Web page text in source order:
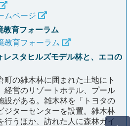
ムページ
教育フォーラム
教育フォーラム
レスタヒルズモデル林と、エコの
町の雑木林に囲まれた土地にト
経営のリゾートホテル、プール
設がある。雑木林を「トヨタの
ジターセンターを設置。雑木林
行うほか、訪れた人に森林ガイ